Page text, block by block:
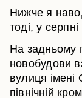
Нижче я
тоді, у
На задньому
новобудови
вулиця імені
північній